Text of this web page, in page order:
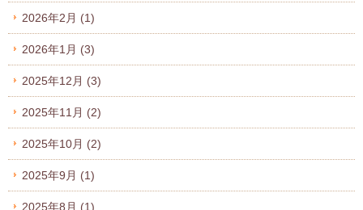
2026年2月 (1)
2026年1月 (3)
2025年12月 (3)
2025年11月 (2)
2025年10月 (2)
2025年9月 (1)
2025年8月 (1)